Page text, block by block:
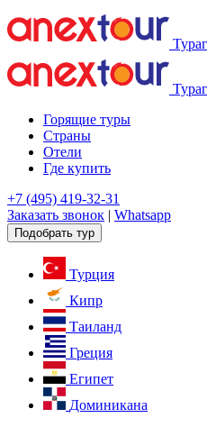
Горящие туры
Страны
Отели
Где купить
+7 (495) 419-32-31
Заказать звонок | Whatsapp
Подобрать тур
Турция
Кипр
Таиланд
Греция
Египет
Доминикана